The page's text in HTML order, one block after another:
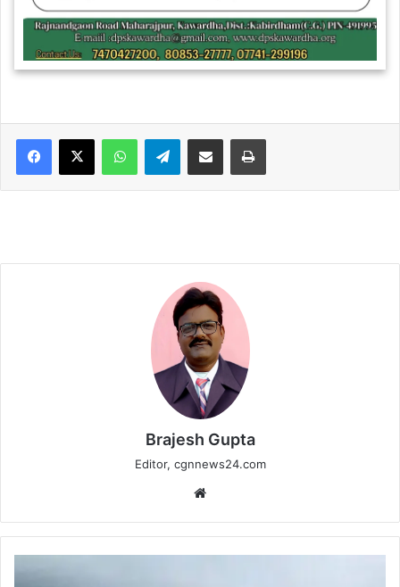
WhatsAppTelegramShare via Email Print
Brajesh Gupta
Editor, cgnnews24.com